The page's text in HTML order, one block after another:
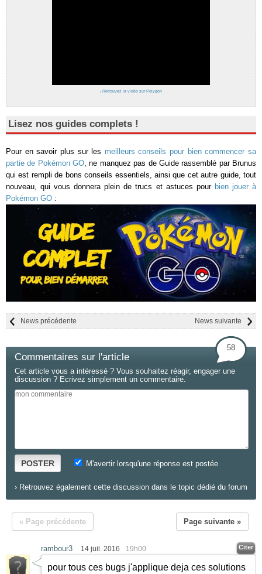
› Retrouvez la vidéo sur Polygon
Lisez nos guides complets !
Pour en savoir plus sur les meilleurs conseils pour bien commencer sa
partie de Pokémon GO, ne manquez pas de Guide rassemblé par Brunus
qui est rempli de bons conseils essentiels, ainsi que cet autre guide, tout
nouveau, qui vous donnera plein de trucs et astuces pour bien jouer à
Pokémon GO :
News suivante
News précédente
Commentaires sur l'article
58
Cet article vous a intéressé ? Vous souhaitez réagir, engager une
discussion ? Ecrivez simplement un commentaire.
POSTER M'avertir lorsqu'une réponse est postée
› Retrouvez également cette discussion dans le topic dédié du forum
« Page précédente Page suivante »
rambour3 14 juil. 2016 19h00 Citer
pour tous ces bugs j'applique deja ces solutions